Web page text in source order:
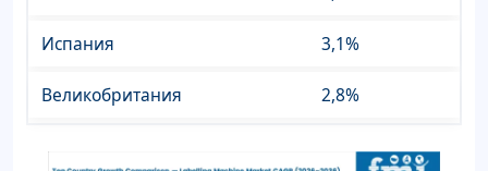
Испания 3,1%
Великобритания 2,8%